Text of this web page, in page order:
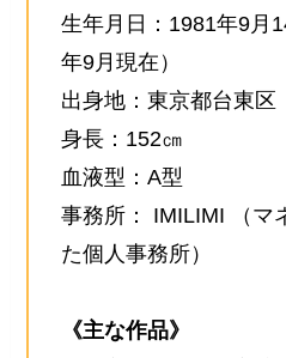
生年月日：1981年9
年9月現在）
出身地：東京都台東区
身長：152㎝
血液型：A型
事務所： IMILIMI （マ
た個人事務所）
《主な作品》